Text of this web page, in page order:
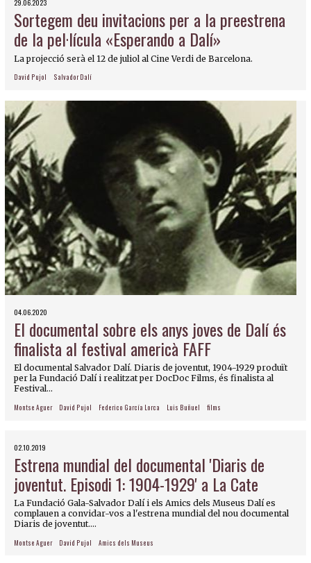
29.06.2023
Sortegem deu invitacions per a la preestrena
de la pel·lícula «Esperando a Dalí»
La projecció serà el 12 de juliol al Cine Verdi de Barcelona.
David Pujol Salvador Dalí
04.06.2020
El documental sobre els anys joves de Dalí és
finalista al festival americà FAFF
El documental Salvador Dalí. Diaris de joventut, 1904-1929 produït
per la Fundació Dalí i realitzat per DocDoc Films, és finalista al
Festival...
Montse Aguer David Pujol Federico García Lorca Luis Buñuel films
02.10.2019
Estrena mundial del documental 'Diaris de
joventut. Episodi 1: 1904-1929' a La Cate
La Fundació Gala-Salvador Dalí i els Amics dels Museus Dalí es
complauen a convidar-vos a l'estrena mundial del nou documental
Diaris de joventut....
Montse Aguer David Pujol Amics dels Museus